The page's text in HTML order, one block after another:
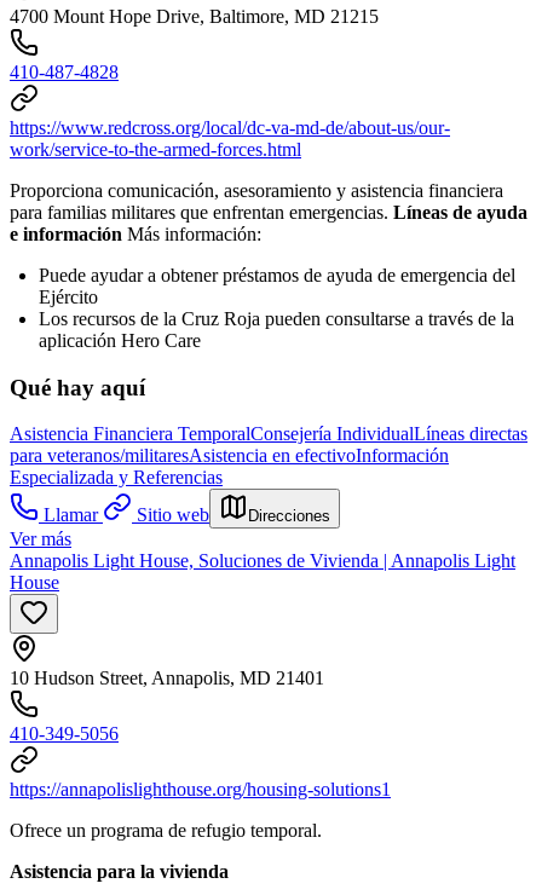
4700 Mount Hope Drive, Baltimore, MD 21215
410-487-4828
https://www.redcross.org/local/dc-va-md-de/about-us/our-
work/service-to-the-armed-forces.html
Proporciona comunicación, asesoramiento y asistencia financiera
para familias militares que enfrentan emergencias. Líneas de ayuda
e información Más información:
Puede ayudar a obtener préstamos de ayuda de emergencia del
Ejército
Los recursos de la Cruz Roja pueden consultarse a través de la
aplicación Hero Care
Qué hay aquí
Asistencia Financiera TemporalConsejería IndividualLíneas directas
para veteranos/militaresAsistencia en efectivoInformación
Especializada y Referencias
Llamar
Sitio web Direcciones
Ver más
Annapolis Light House, Soluciones de Vivienda | Annapolis Light
House
10 Hudson Street, Annapolis, MD 21401
410-349-5056
https://annapolislighthouse.org/housing-solutions1
Ofrece un programa de refugio temporal.
Asistencia para la vivienda